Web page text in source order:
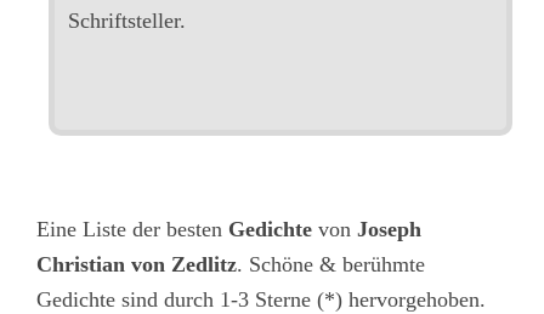
Schriftsteller.
Eine Liste der besten Gedichte vonJoseph
Christian von Zedlitz. Schöne & berühmte
Gedichte sind durch 1-3 Sterne (*) hervorgehoben.